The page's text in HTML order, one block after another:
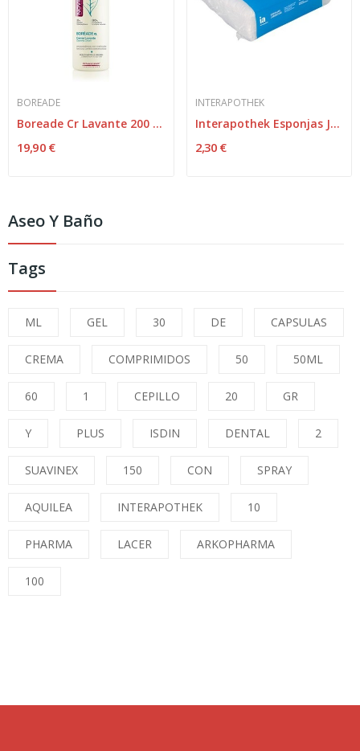
Aseo Y Baño
Tags
ML GEL 30 DE CAPSULAS
CREMA COMPRIMIDOS 50 50ML
60 1 CEPILLO 20 GR
Y PLUS ISDIN DENTAL 2
SUAVINEX 150 CON SPRAY
AQUILEA INTERAPOTHEK 10
PHARMA LACER ARKOPHARMA
100
BOREADE
Boreade Cr Lavante 200 Ml
19,90 €
INTERAPOTHEK
Interapothek Esponjas Jabonosas 24uds
2,30 €